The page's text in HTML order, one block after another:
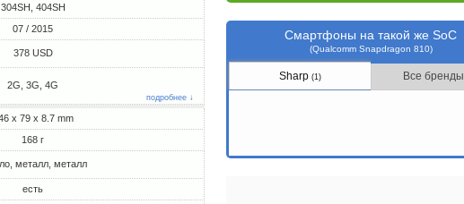
304SH, 404SH
07 / 2015
378 USD
2G, 3G, 4G
подробнее ↓
x 79 x 8.7 mm
168 г
металл, металл
есть
Смартфоны на такой же SoC
(Qualcomm Snapdragon 810)
Sharp (1) Все бренды